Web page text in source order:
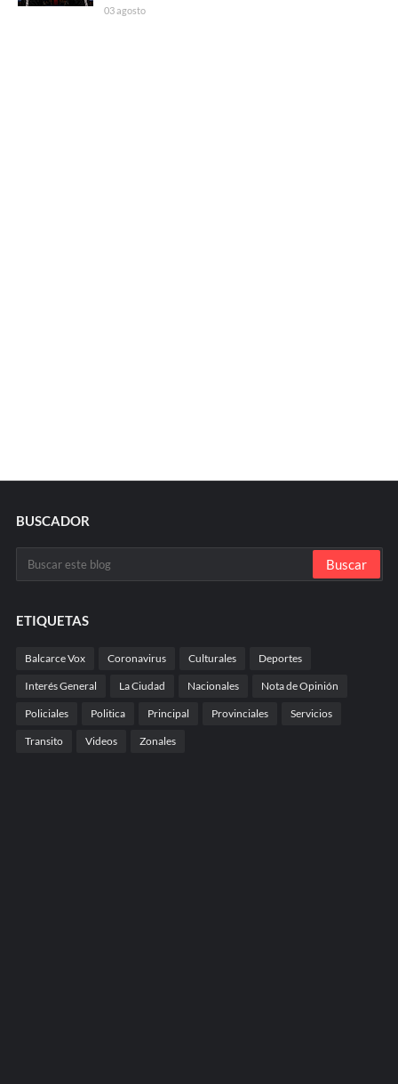
03 agosto
BUSCADOR
ETIQUETAS
Balcarce Vox Coronavirus Culturales Deportes
Interés General La Ciudad Nacionales Nota de Opinión
Policiales Politica Principal Provinciales Servicios
Transito Videos Zonales